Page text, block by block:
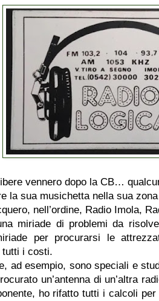
vennero dopo la CB…
la sua musichetta nella sua
nell’ordine, Radio Imola,
miriade di problemi da
per procurarsi le
tutti i costi.
ad esempio, sono speciali e
un’antenna di un’altra
ho rifatto tutti i calcoli